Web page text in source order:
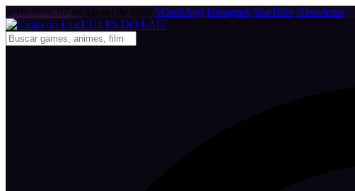
sexta-feira, 07 de agosto de 2026 WhatsApp InstagramYouTube Newsletter
CULPA DO LAG